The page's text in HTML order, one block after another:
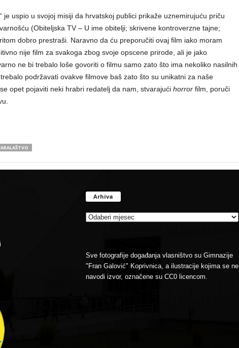
je uspio u svojoj misiji da hrvatskoj publici prikaže uznemirujuću priču
(Obiteljska TV – U ime obitelji; skrivene kontroverzne tajne;
dobro prestraši. Naravno da ću preporučiti ovaj film iako moram
nije film za svakoga zbog svoje opscene prirode, ali je jako
ne bi trebalo loše govoriti o filmu samo zato što ima nekoliko nasilnih
podržavati ovakve filmove baš zato što su unikatni za naše
opet pojaviti neki hrabri redatelj da nam, stvarajući horrorfilm, poruči
Arhiva
Sve fotografije događanja vlasništvo su Gimnazije
"Fran Galović" Koprivnica, a ilustracije kojima se ne
navodi izvor, označene su CC0 licencom.